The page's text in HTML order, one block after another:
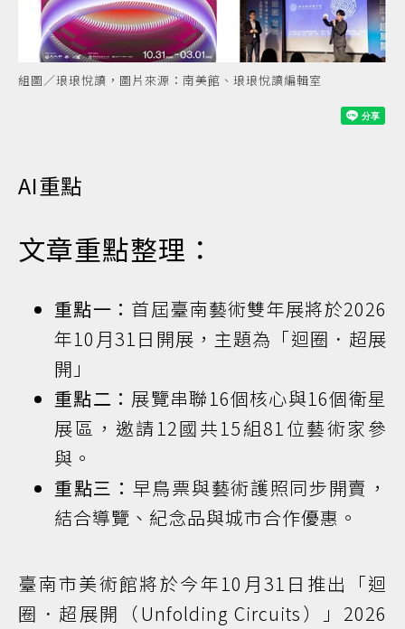
組圖／琅琅悅讀，圖片來源：南美館、琅琅悅讀編輯室
AI重點
文章重點整理：
重點一： 首屆臺南藝術雙年展將於2026
年10月31日開展，主題為「迴圈．超展
開」
重點二： 展覽串聯16個核心與16個衛星
展區，邀請12國共15組81位藝術家參
與。
重點三： 早鳥票與藝術護照同步開賣，
結合導覽、紀念品與城市合作優惠。
臺南市美術館將於今年10月31日推出「迴
圈．超展開（Unfolding Circuits）」2026